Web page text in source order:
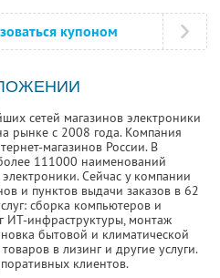
купоном
сетей магазинов электроники
рынке с 2008 года. Компания
магазинов России. В
111000 наименований
Сейчас у компании
и пунктов выдачи заказов в 62
сборка компьютеров и
ИТ-инфраструктуры, монтаж
бытовой и климатической
в лизинг и другие услуги.
клиентов.